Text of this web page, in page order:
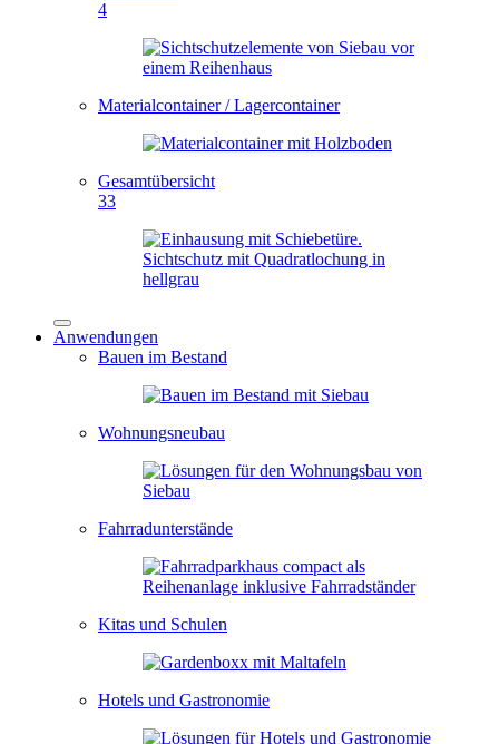
4
Materialcontainer / Lagercontainer
Gesamtübersicht
33
Anwendungen
Bauen im Bestand
Wohnungsneubau
Fahrradunterstände
Kitas und Schulen
Hotels und Gastronomie